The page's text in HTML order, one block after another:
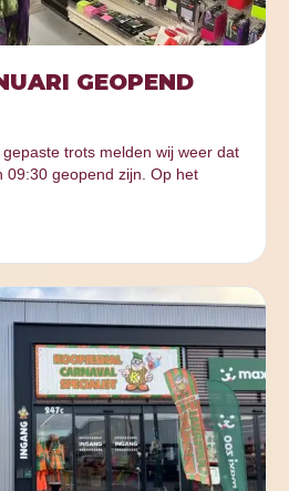
GEOPEND
trots melden wij weer dat
09:30 geopend zijn. Op het